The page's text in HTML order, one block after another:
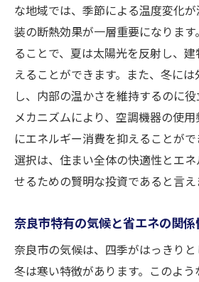
な地域では、季節による温度変化
装の断熱効果が一層重要になりま
ることで、夏は太陽光を反射し、
えることができます。また、冬に
し、内部の温かさを維持するのに
メカニズムにより、空調機器の使
にエネルギー消費を抑えることが
選択は、住まい全体の快適性とエ
せるための賢明な投資であると言え
奈良市特有の気候と省エネの関係
奈良市の気候は、四季がはっきりと
冬は寒い特徴があります。このよう